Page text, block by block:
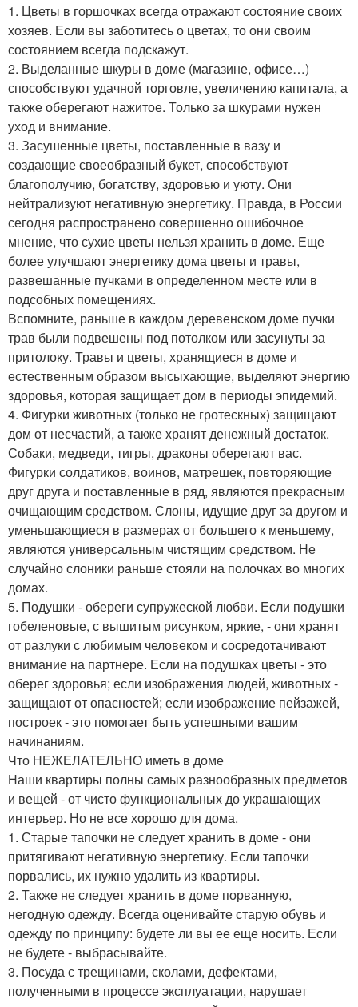
1. Цветы в горшочках всегда отражают состояние своих
хозяев. Если вы заботитесь о цветах, то они своим
состоянием всегда подскажут.
2. Выделанные шкуры в доме (магазине, офисе…)
способствуют удачной торговле, увеличению капитала, а
также оберегают нажитое. Только за шкурами нужен
уход и внимание.
3. Засушенные цветы, поставленные в вазу и
создающие своеобразный букет, способствуют
благополучию, богатству, здоровью и уюту. Они
нейтрализуют негативную энергетику. Правда, в России
сегодня распространено совершенно ошибочное
мнение, что сухие цветы нельзя хранить в доме. Еще
более улучшают энергетику дома цветы и травы,
развешанные пучками в определенном месте или в
подсобных помещениях.
Вспомните, раньше в каждом деревенском доме пучки
трав были подвешены под потолком или засунуты за
притолоку. Травы и цветы, хранящиеся в доме и
естественным образом высыхающие, выделяют энергию
здоровья, которая защищает дом в периоды эпидемий.
4. Фигурки животных (только не гротескных) защищают
дом от несчастий, а также хранят денежный достаток.
Собаки, медведи, тигры, драконы оберегают вас.
Фигурки солдатиков, воинов, матрешек, повторяющие
друг друга и поставленные в ряд, являются прекрасным
очищающим средством. Слоны, идущие друг за другом и
уменьшающиеся в размерах от большего к меньшему,
являются универсальным чистящим средством. Не
случайно слоники раньше стояли на полочках во многих
домах.
5. Подушки - обереги супружеской любви. Если подушки
гобеленовые, с вышитым рисунком, яркие, - они хранят
от разлуки с любимым человеком и сосредотачивают
внимание на партнере. Если на подушках цветы - это
оберег здоровья; если изображения людей, животных -
защищают от опасностей; если изображение пейзажей,
построек - это помогает быть успешными вашим
начинаниям.
Что НЕЖЕЛАТЕЛЬНО иметь в доме
Наши квартиры полны самых разнообразных предметов
и вещей - от чисто функциональных до украшающих
интерьер. Но не все хорошо для дома.
1. Старые тапочки не следует хранить в доме - они
притягивают негативную энергетику. Если тапочки
порвались, их нужно удалить из квартиры.
2. Также не следует хранить в доме порванную,
негодную одежду. Всегда оценивайте старую обувь и
одежду по принципу: будете ли вы ее еще носить. Если
не будете - выбрасывайте.
3. Посуда с трещинами, сколами, дефектами,
полученными в процессе эксплуатации, нарушает